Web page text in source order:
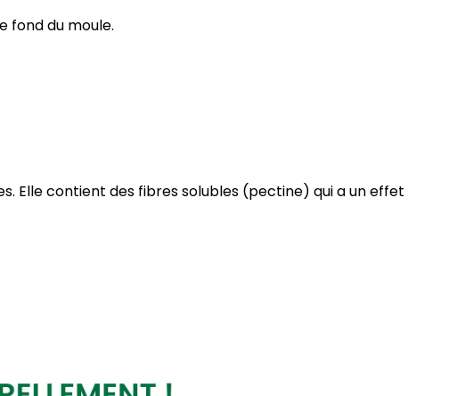
fond du moule.
Elle contient des fibres solubles (pectine) qui a un effet